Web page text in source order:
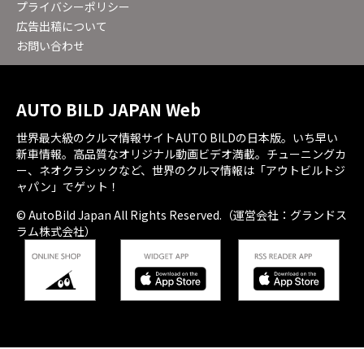
プライバシーポリシー
広告出稿について
お問い合わせ
AUTO BILD JAPAN Web
世界最大級のクルマ情報サイトAUTO BILDの日本版。いち早い
新車情報。高品質なオリジナル動画ビデオ満載。チューニングカ
ー、ネオクラシックなど、世界のクルマ情報は「アウトビルトジ
ャパン」でゲット！
© AutoBild Japan All Rights Reserved.（運営会社：グランドス
ラム株式会社）